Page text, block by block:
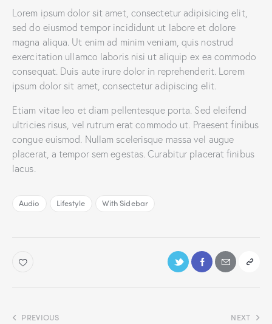
Lorem ipsum dolor sit amet, consectetur adipisicing elit,
sed do eiusmod tempor incididunt ut labore et dolore
magna aliqua. Ut enim ad minim veniam, quis nostrud
exercitation ullamco laboris nisi ut aliquip ex ea commodo
consequat. Duis aute irure dolor in reprehenderit. Lorem
ipsum dolor sit amet, consectetur adipiscing elit.
Etiam vitae leo et diam pellentesque porta. Sed eleifend
ultricies risus, vel rutrum erat commodo ut. Praesent finibus
congue euismod. Nullam scelerisque massa vel augue
placerat, a tempor sem egestas. Curabitur placerat finibus
lacus.
Audio Lifestyle With Sidebar
PREVIOUS NEXT